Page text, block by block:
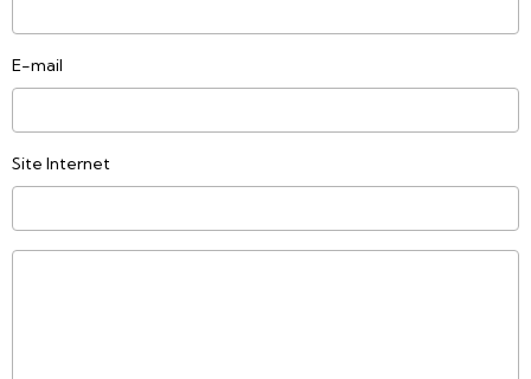
E-mail
Site Internet